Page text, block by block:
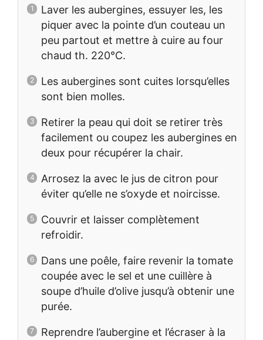
Laver les aubergines, essuyer les, les
piquer avec la pointe d’un couteau un
peu partout et mettre à cuire au four
chaud th. 220°C.
Les aubergines sont cuites lorsqu’elles
sont bien molles.
Retirer la peau qui doit se retirer très
facilement ou coupez les aubergines en
deux pour récupérer la chair.
Arrosez la avec le jus de citron pour
éviter qu’elle ne s’oxyde et noircisse.
Couvrir et laisser complètement
refroidir.
Dans une poêle, faire revenir la tomate
coupée avec le sel et une cuillère à
soupe d’huile d’olive jusqu’à obtenir une
purée.
Reprendre l’aubergine et l’écraser à la